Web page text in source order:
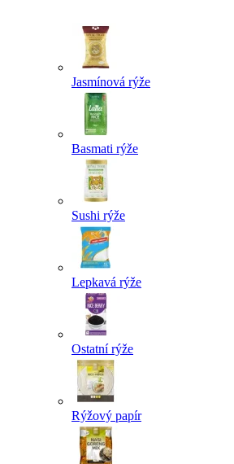
Jasmínová rýže
Basmati rýže
Sushi rýže
Lepkavá rýže
Ostatní rýže
Rýžový papír